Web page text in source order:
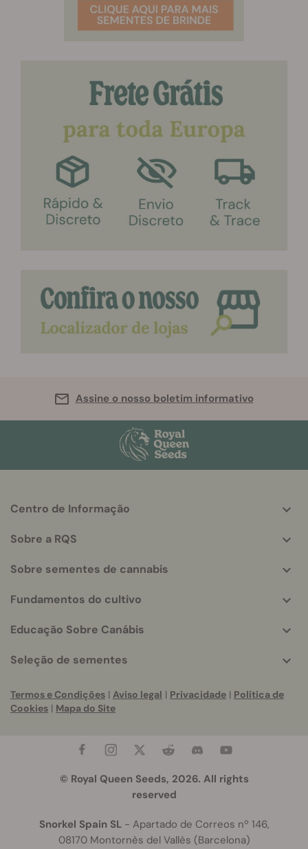
Assine o nosso boletim informativo
info
Centro de Informação
Sobre a RQS
Sobre sementes de cannabis
Fundamentos do cultivo
Educação Sobre Canábis
Seleção de sementes
Termos e Condições | Aviso legal | Privacidade | Política de
Cookies | Mapa do Site
© Royal Queen Seeds, 2026. All rights
reserved
Snorkel Spain SL- Apartado de Correos nº 146,
08170 Montornès del Vallès (Barcelona)